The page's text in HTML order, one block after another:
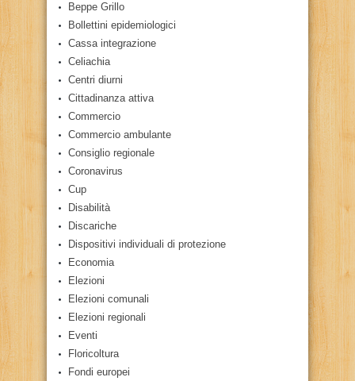
Beppe Grillo
Bollettini epidemiologici
Cassa integrazione
Celiachia
Centri diurni
Cittadinanza attiva
Commercio
Commercio ambulante
Consiglio regionale
Coronavirus
Cup
Disabilità
Discariche
Dispositivi individuali di protezione
Economia
Elezioni
Elezioni comunali
Elezioni regionali
Eventi
Floricoltura
Fondi europei